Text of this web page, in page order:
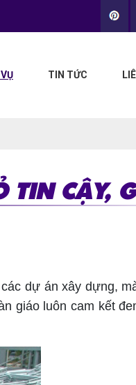
TIN TỨC
CẬY,
dự án xây dựng,
giáo luôn cam kết